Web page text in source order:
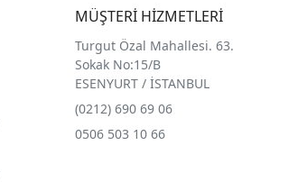
MÜŞTERİ HİZMETLERİ
Turgut Özal Mahallesi. 63.
Sokak No:15/B
ESENYURT / İSTANBUL
(0212) 690 69 06
0506 503 10 66